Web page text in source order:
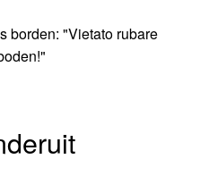
borden: "Vietato rubare